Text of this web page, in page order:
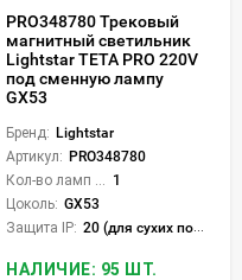
PRO348780 Трековый
магнитный светильник
Lightstar TETA PRO 220V
под сменную лампу
GX53
Бренд: Lightstar
Артикул: PRO348780
1
Цоколь: GX53
Защита IP: 20 (для сухих пом.)
НАЛИЧИЕ: 95 ШТ.